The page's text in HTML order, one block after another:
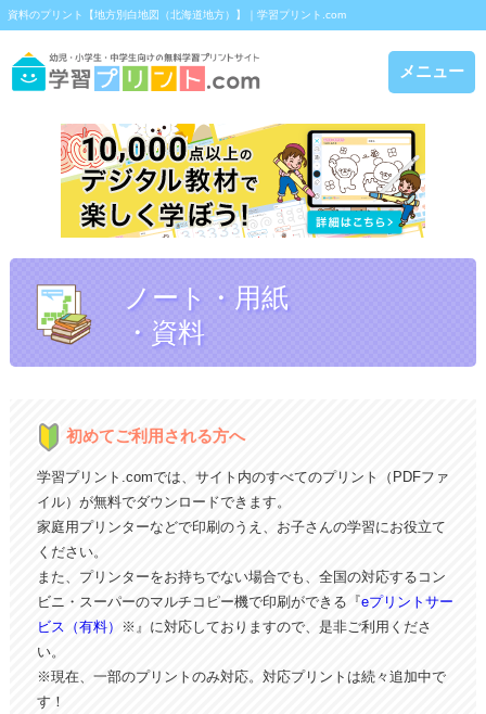
資料のプリント【地方別白地図（北海道地方）】｜学習プリント.com
メニュー
ノート・用紙
・資料
初めてご利用される方へ
学習プリント.comでは、サイト内のすべてのプリント（PDFファ
イル）が無料でダウンロードできます。
家庭用プリンターなどで印刷のうえ、お子さんの学習にお役立て
ください。
また、プリンターをお持ちでない場合でも、全国の対応するコン
ビニ・スーパーのマルチコピー機で印刷ができる『eプリントサー
ビス（有料）
※』に対応しておりますので、是非ご利用くださ
い。
※現在、一部のプリントのみ対応。対応プリントは続々追加中で
す！